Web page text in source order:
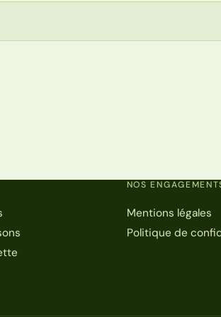
NOS
Mentions légales
Politique de